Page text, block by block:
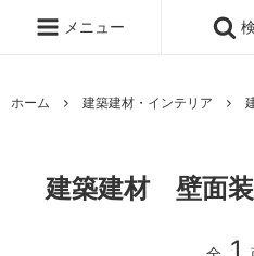
メニュー
ホーム 建築建材・インテリア
建築建材 壁面